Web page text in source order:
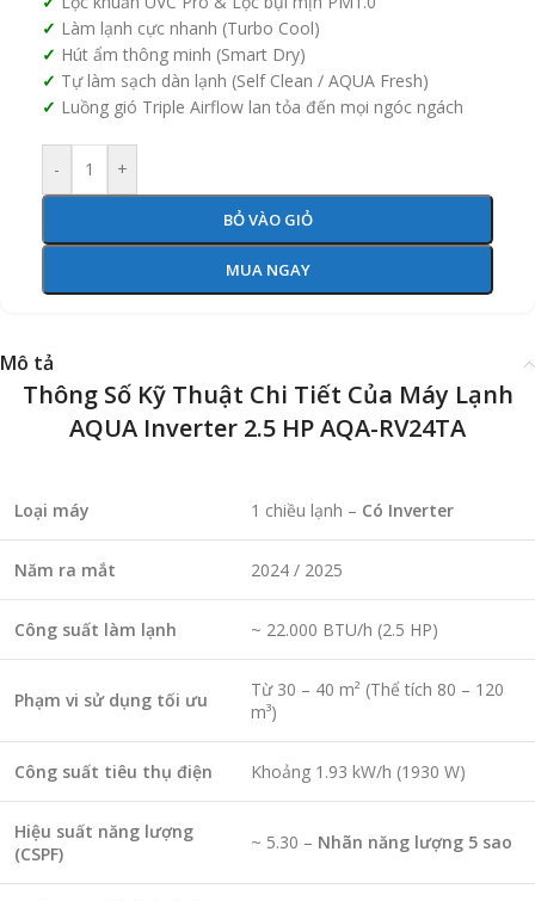
Làm lạnh cực nhanh (Turbo Cool)
Hút ẩm thông minh (Smart Dry)
Tự làm sạch dàn lạnh (Self Clean / AQUA Fresh)
Luồng gió Triple Airflow lan tỏa đến mọi ngóc ngách
- +
BỎ VÀO GIỎ
MUA NGAY
Mô tả
Thông Số Kỹ Thuật Chi Tiết Của Máy Lạnh
AQUA Inverter 2.5 HP AQA-RV24TA
Loại máy 1 chiều lạnh – Có Inverter
Năm ra mắt 2024 / 2025
Công suất làm lạnh ~ 22.000 BTU/h (2.5 HP)
Phạm vi sử dụng tối ưu
Từ 30 – 40 m² (Thể tích 80 – 120
m³)
Công suất tiêu thụ điện Khoảng 1.93 kW/h (1930 W)
Hiệu suất năng lượng
(CSPF)
~ 5.30 – Nhãn năng lượng 5 sao